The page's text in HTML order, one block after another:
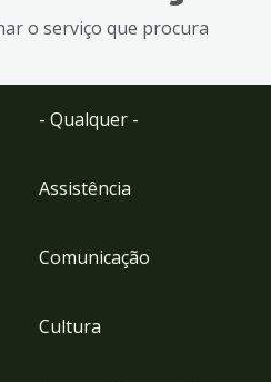
o serviço que procura
- Qualquer -
Assistência
Comunicação
Cultura